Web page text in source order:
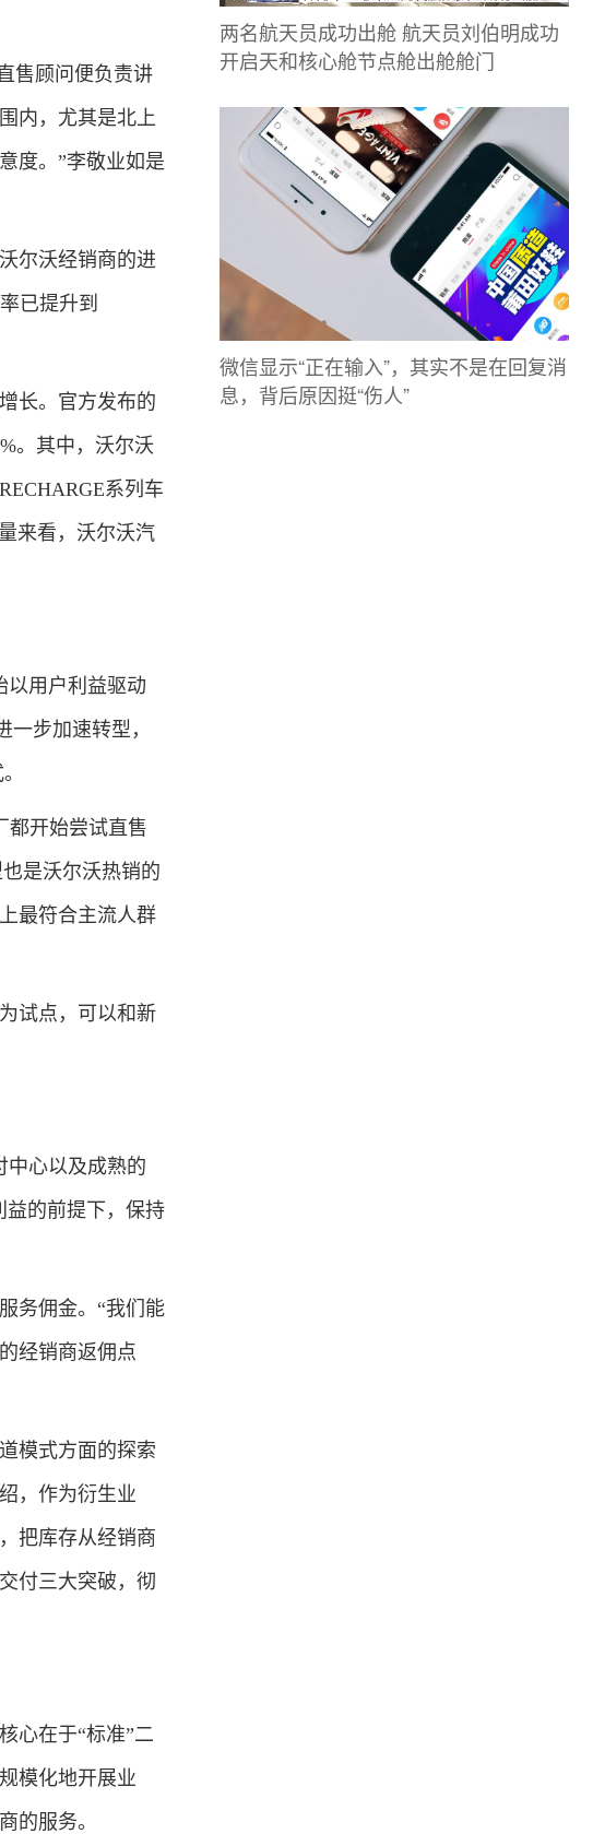
售顾问便负责讲
内，尤其是北上
度。”李敬业如是
尔沃经销商的进
已提升到
长。官方发布的
。其中，沃尔沃
系列车
来看，沃尔沃汽
用户利益驱动
步加速转型，
开始尝试直售
是沃尔沃热销的
最符合主流人群
试点，可以和新
心以及成熟的
益的前提下，保持
务佣金。“我们能
经销商返佣点
模式方面的探索
，作为衍生业
把库存从经销商
付三大突破，彻
心在于“标准”二
模化地开展业
的服务。
两名航天员成功出舱 航天员刘伯明成功
开启天和核心舱节点舱出舱舱门
微信显示“正在输入”，其实不是在回复消
息，背后原因挺“伤人”